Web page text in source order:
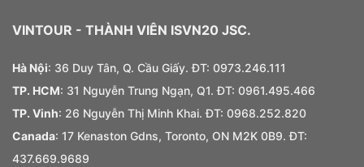
VINTOUR - THÀNH VIÊN ISVN20 JSC.
Hà Nội: 36 Duy Tân, Q. Cầu Giấy. ĐT: 0973.246.111
TP. HCM: 31 Nguyễn Trung Ngạn, Q1. ĐT: 0961.495.466
TP. Vinh: 26 Nguyễn Thị Minh Khai. ĐT: 0968.252.820
Canada: 17 Kenaston Gdns, Toronto, ON M2K 0B9. ĐT:
437.669.9689